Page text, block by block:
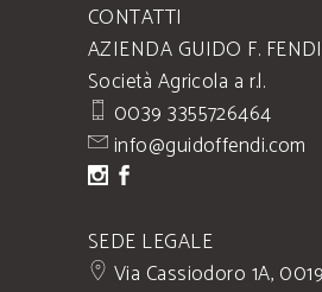
CONTATTI
AZIENDA GUIDO F. FENDI
Società Agricola a r.l.
0039 3355726464
info@guidoffendi.com
SEDE LEGALE
Via Cassiodoro 1A,